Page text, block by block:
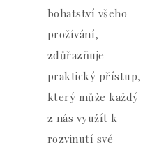
bohatství všeho
prožívání,
zdůřazňuje
praktický přístup,
který může každý
z nás využít k
rozvinutí své